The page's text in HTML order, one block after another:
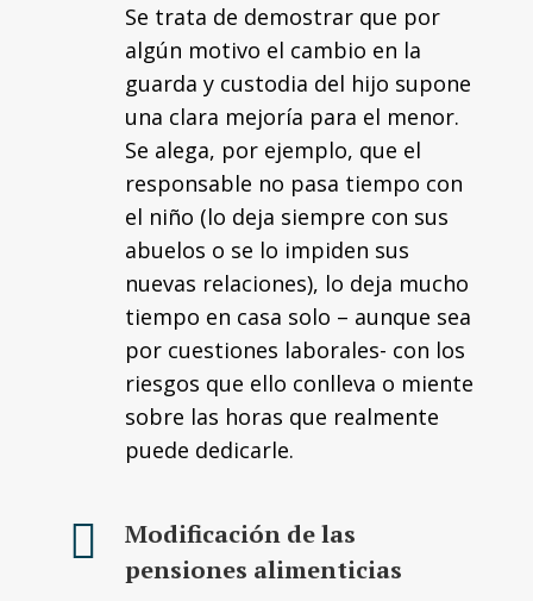
Se trata de demostrar que por
algún motivo el cambio en la
guarda y custodia del hijo supone
una clara mejoría para el menor.
Se alega, por ejemplo, que el
responsable no pasa tiempo con
el niño (lo deja siempre con sus
abuelos o se lo impiden sus
nuevas relaciones), lo deja mucho
tiempo en casa solo – aunque sea
por cuestiones laborales- con los
riesgos que ello conlleva o miente
sobre las horas que realmente
puede dedicarle.
Modificación de las
pensiones alimenticias